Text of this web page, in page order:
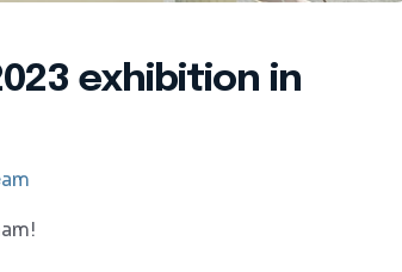
exhibition in